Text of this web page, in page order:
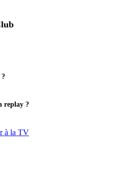
replay ?
à la TV